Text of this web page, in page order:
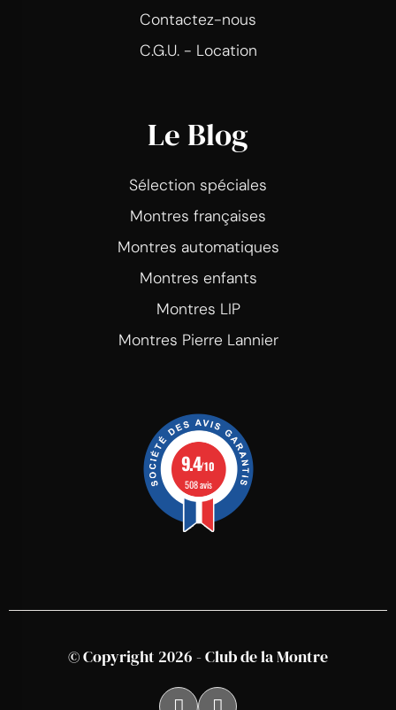
Contactez-nous
C.G.U. - Location
Le Blog
Sélection spéciales
Montres françaises
Montres automatiques
Montres enfants
Montres LIP
Montres Pierre Lannier
9.4/10
508 avis
© Copyright 2026 - Club de la Montre